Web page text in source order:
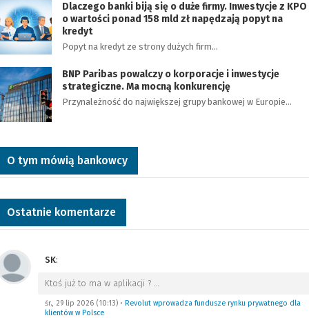
Dlaczego banki biją się o duże firmy. Inwestycje z KPO
o wartości ponad 158 mld zł napędzają popyt na
kredyt
Popyt na kredyt ze strony dużych firm…
BNP Paribas powalczy o korporacje i inwestycje
strategiczne. Ma mocną konkurencję
Przynależność do największej grupy bankowej w Europie…
O tym mówią bankowcy
Ostatnie komentarze
SK:
Ktoś już to ma w aplikacji ? …
śr., 29 lip 2026 (10:13) • Revolut wprowadza fundusze rynku prywatnego dla
klientów w Polsce